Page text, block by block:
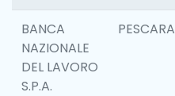
BANCA
NAZIONALE
DEL LAVORO
S.P.A.
PESCARA